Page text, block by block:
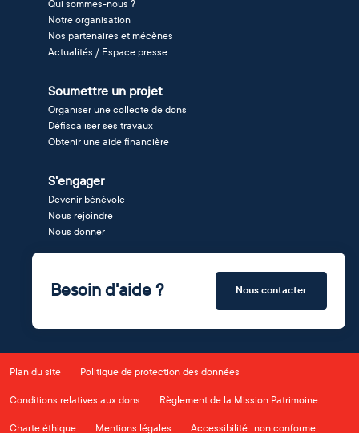
Qui sommes-nous ?
Notre organisation
Nos partenaires et mécènes
Actualités / Espace presse
Soumettre un projet
Organiser une collecte de dons
Défiscaliser ses travaux
Obtenir une aide financière
S'engager
Devenir bénévole
Nous rejoindre
Nous donner
Besoin d'aide ? Nous contacter
Plan du site Politique de protection des données
Conditions relatives aux dons Règlement de la Mission Patrimoine
Charte éthique Mentions légales Accessibilité : non conforme